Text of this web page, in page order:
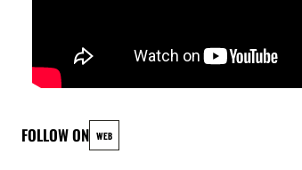
FOLLOW ON WEB